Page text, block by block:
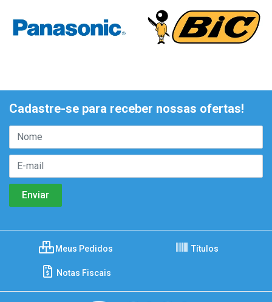
Cadastre-se para receber nossas ofertas!
Meus Pedidos Títulos
Notas Fiscais